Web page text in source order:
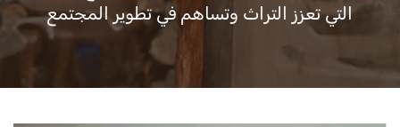
التي تعزز التراث وتساهم في تطوير المجتمع